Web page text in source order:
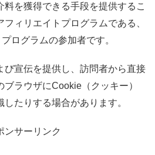
料を獲得できる手段を提供するこ
ィリエイトプログラムである、
ログラムの参加者です。
び宣伝を提供し、訪問者から直接
ラウザにCookie（クッキー）
たりする場合があります。
ンサーリンク